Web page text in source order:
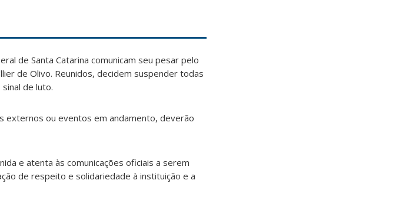
de Santa Catarina comunicam seu pesar pelo
de Olivo. Reunidos, decidem suspender todas
de luto.
externos ou eventos em andamento, deverão
e atenta às comunicações oficiais a serem
de respeito e solidariedade à instituição e a